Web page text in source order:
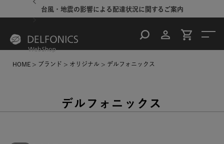
台風・地震の影響による配達状況に関するご案内
HOME ブランド オリジナル デルフォニックス
デルフォニックス